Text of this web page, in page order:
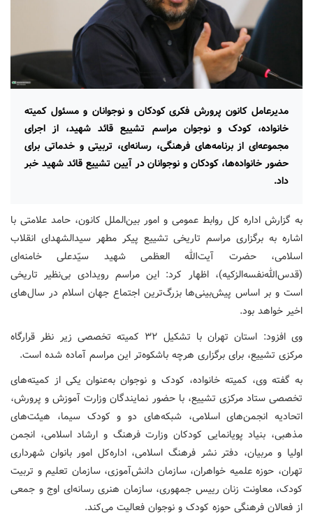
مدیرعامل کانون پرورش فکری کودکان و نوجوانان و مسئول کمیته
خانواده، کودک و نوجوان مراسم تشییع قائد شهید، از اجرای
مجموعه‌ای از برنامه‌های فرهنگی، رسانه‌ای، تربیتی و خدماتی برای
حضور خانواده‌ها، کودکان و نوجوانان در آیین تشییع قائد شهید خبر
داد.
به گزارش اداره کل روابط عمومی و امور بین‌الملل کانون، حامد علامتی با
اشاره به برگزاری مراسم تاریخی تشییع پیکر مطهر سیدالشهدای انقلاب
اسلامی، حضرت آیت‌الله العظمی شهید سیّدعلی خامنه‌ای
(قدس‌الله‌نفسه‌الزکیه)، اظهار کرد: این مراسم رویدادی بی‌نظیر تاریخی
است و بر اساس پیش‌بینی‌ها بزرگ‌ترین اجتماع جهان اسلام در سال‌های
اخیر خواهد بود.
وی افزود: استان تهران با تشکیل ۳۲ کمیته تخصصی زیر نظر قرارگاه
مرکزی تشییع، برای برگزاری هرچه باشکوه‌تر این مراسم آماده شده است.
به گفته وی، کمیته خانواده، کودک و نوجوان به‌عنوان یکی از کمیته‌های
تخصصی ستاد مرکزی تشییع، با حضور نمایندگان وزارت آموزش و پرورش،
اتحادیه انجمن‌های اسلامی، شبکه‌های دو و کودک سیما، هیئت‌های
مذهبی، بنیاد پویانمایی کودکان وزارت فرهنگ و ارشاد اسلامی، انجمن
اولیا و مربیان، دفتر نشر فرهنگ اسلامی، اداره‌کل امور بانوان شهرداری
تهران، حوزه علمیه خواهران، سازمان دانش‌آموزی، سازمان تعلیم و تربیت
کودک، معاونت زنان رییس جمهوری، سازمان هنری رسانه‌ای اوج و جمعی
از فعالان فرهنگی حوزه کودک و نوجوان فعالیت می‌کند.